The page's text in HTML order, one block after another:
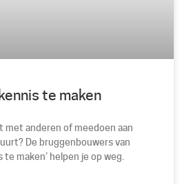
te maken
met anderen of meedoen aan
De bruggenbouwers van
te maken’ helpen je op weg.